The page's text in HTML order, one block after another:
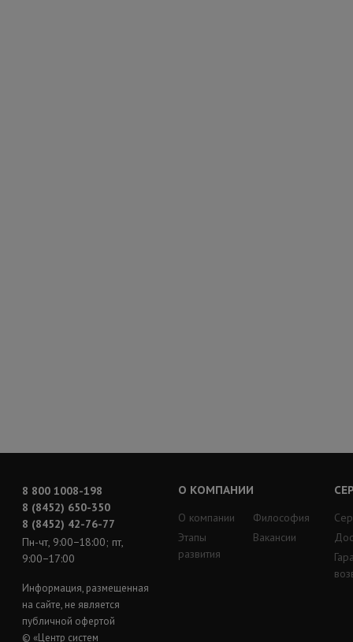
8 800 1008-198
8 (8452) 650-350
8 (8452) 42-76-77
Пн-чт, 9:00−18:00; пт,
9:00−17:00
Информация, размещенная
на сайте, не является
публичной офертой
© «Центр систем
О КОМПАНИИ
О компании
Этапы
развития
Философия
Вакансии